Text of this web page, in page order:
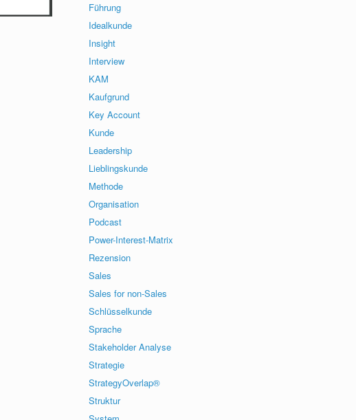
Führung
Idealkunde
Insight
Interview
KAM
Kaufgrund
Key Account
Kunde
Leadership
Lieblingskunde
Methode
Organisation
Podcast
Power-Interest-Matrix
Rezension
Sales
Sales for non-Sales
Schlüsselkunde
Sprache
Stakeholder Analyse
Strategie
StrategyOverlap®
Struktur